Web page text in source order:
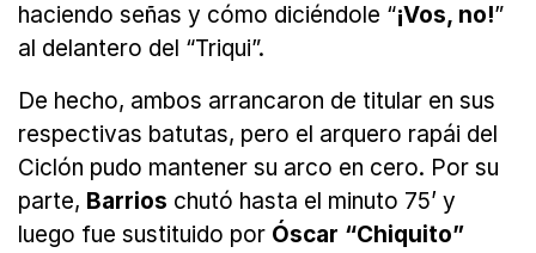
haciendo señas y cómo diciéndole “¡Vos, no!”
al delantero del “Triqui”.
De hecho, ambos arrancaron de titular en sus
respectivas batutas, pero el arquero rapái del
Ciclón pudo mantener su arco en cero. Por su
parte, Barrios chutó hasta el minuto 75’ y
luego fue sustituido por Óscar “Chiquito”